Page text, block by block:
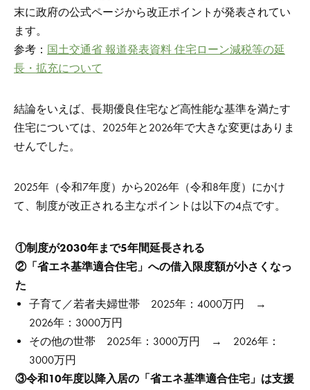
末に政府の公式ページから改正ポイントが発表されてい
ます。
参考： 国土交通省 報道発表資料 住宅ローン減税等の延
長・拡充について
結論をいえば、長期優良住宅など高性能な基準を満たす
住宅については、2025年と2026年で大きな変更はありま
せんでした。
2025年（令和7年度）から2026年（令和8年度）にかけ
て、制度が改正される主なポイントは以下の4点です。
①制度が2030年まで5年間延長される
②「省エネ基準適合住宅」への借入限度額が小さくなっ
た
子育て／若者夫婦世帯 2025年：4000万円 →
2026年：3000万円
その他の世帯 2025年：3000万円 → 2026年：
3000万円
③令和10年度以降入居の「省エネ基準適合住宅」は支援